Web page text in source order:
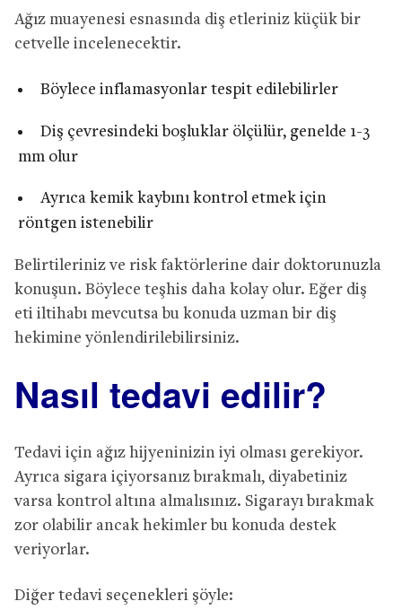
Ağız muayenesi esnasında diş etleriniz küçük bir
cetvelle incelenecektir.
Böylece inflamasyonlar tespit edilebilirler
Diş çevresindeki boşluklar ölçülür, genelde 1-3
mm olur
Ayrıca kemik kaybını kontrol etmek için
röntgen istenebilir
Belirtileriniz ve risk faktörlerine dair doktorunuzla
konuşun. Böylece teşhis daha kolay olur. Eğer diş
eti iltihabı mevcutsa bu konuda uzman bir diş
hekimine yönlendirilebilirsiniz.
Nasıl tedavi edilir?
Tedavi için ağız hijyeninizin iyi olması gerekiyor.
Ayrıca sigara içiyorsanız bırakmalı, diyabetiniz
varsa kontrol altına almalısınız. Sigarayı bırakmak
zor olabilir ancak hekimler bu konuda destek
veriyorlar.
Diğer tedavi seçenekleri şöyle: